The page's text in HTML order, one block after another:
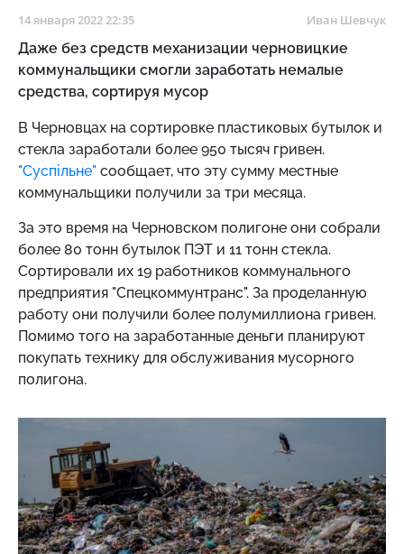
14 января 2022 22:35 Иван Шевчук
Даже без средств механизации черновицкие
коммунальщики смогли заработать немалые
средства, сортируя мусор
В Черновцах на сортировке пластиковых бутылок и
стекла заработали более 950 тысяч гривен.
"Суспільне" сообщает, что эту сумму местные
коммунальщики получили за три месяца.
За это время на Черновском полигоне они собрали
более 80 тонн бутылок ПЭТ и 11 тонн стекла.
Сортировали их 19 работников коммунального
предприятия "Спецкоммунтранс". За проделанную
работу они получили более полумиллиона гривен.
Помимо того на заработанные деньги планируют
покупать технику для обслуживания мусорного
полигона.